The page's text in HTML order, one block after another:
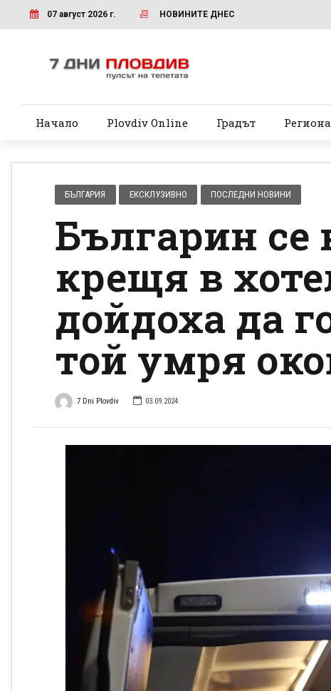
07 август 2026 г. НОВИНИТЕ ДНЕС
Начало Plovdiv Online Градът Региона
БЪЛГАРИЯ ЕКСКЛУЗИВНО ПОСЛЕДНИ НОВИНИ
Българин се
крещя в
дойдоха да
той умря
7 Dni Plovdiv 03.09.2024